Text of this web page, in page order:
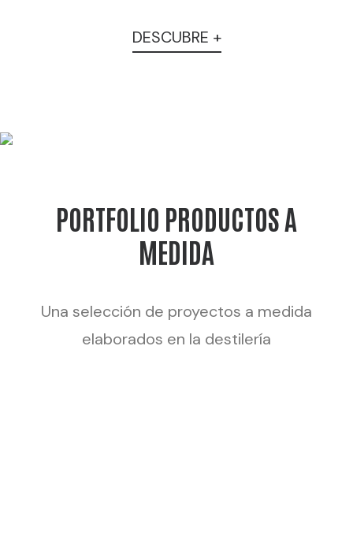
DESCUBRE +
PORTFOLIO PRODUCTOS A
MEDIDA
Una selección de proyectos a medida
elaborados en la destilería